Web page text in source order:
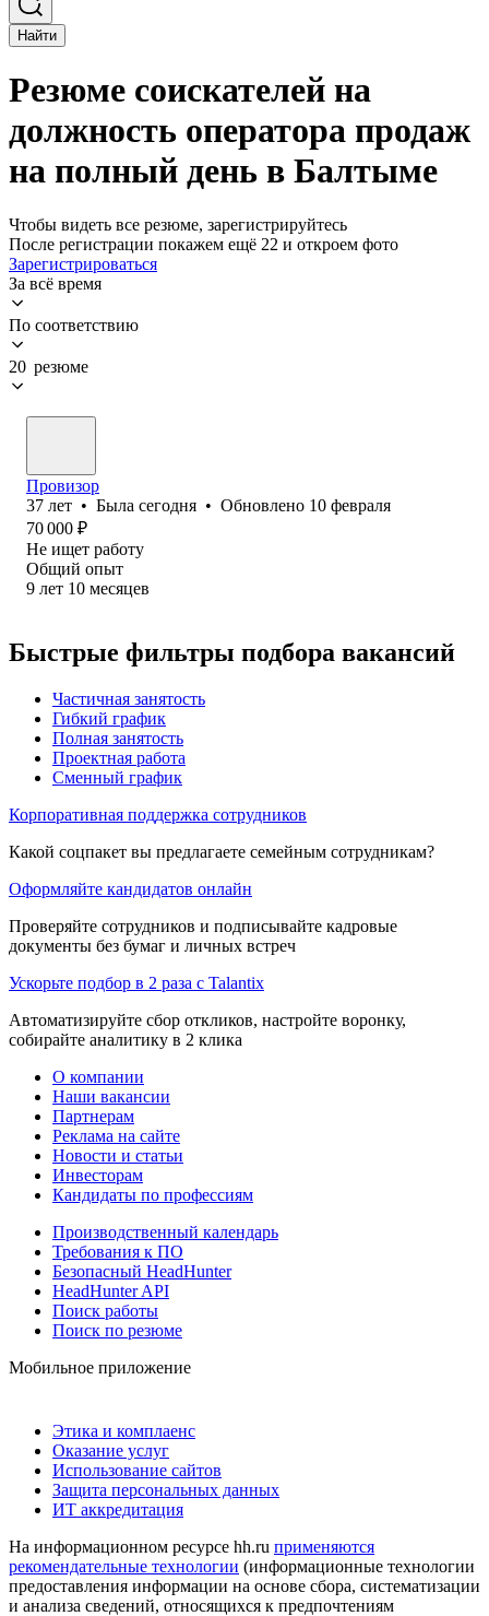
Найти
Резюме соискателей на
должность оператора продаж
на полный день в Балтыме
Чтобы видеть все резюме, зарегистрируйтесь
После регистрации покажем ещё 22 и откроем фото
Зарегистрироваться
За всё время
По соответствию
20 резюме
Провизор
37 лет • Была сегодня • Обновлено 10 февраля
70 000 ₽
Не ищет работу
Общий опыт
9 лет 10 месяцев
Быстрые фильтры подбора вакансий
Частичная занятость
Гибкий график
Полная занятость
Проектная работа
Сменный график
Корпоративная поддержка сотрудников
Какой соцпакет вы предлагаете семейным сотрудникам?
Оформляйте кандидатов онлайн
Проверяйте сотрудников и подписывайте кадровые
документы без бумаг и личных встреч
Ускорьте подбор в 2 раза с Talantix
Автоматизируйте сбор откликов, настройте воронку,
собирайте аналитику в 2 клика
О компании
Наши вакансии
Партнерам
Реклама на сайте
Новости и статьи
Инвесторам
Кандидаты по профессиям
Производственный календарь
Требования к ПО
Безопасный HeadHunter
HeadHunter API
Поиск работы
Поиск по резюме
Мобильное приложение
Этика и комплаенс
Оказание услуг
Использование сайтов
Защита персональных данных
ИТ аккредитация
На информационном ресурсе hh.ru применяются
рекомендательные технологии (информационные технологии
предоставления информации на основе сбора, систематизации
и анализа сведений, относящихся к предпочтениям